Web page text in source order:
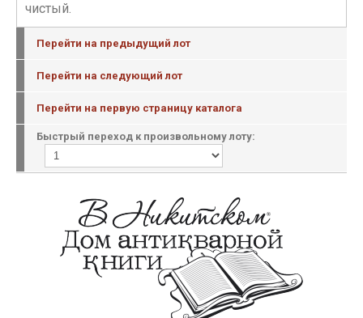
чистый.
Перейти на предыдущий лот
Перейти на следующий лот
Перейти на первую страницу каталога
Быстрый переход к произвольному лоту: